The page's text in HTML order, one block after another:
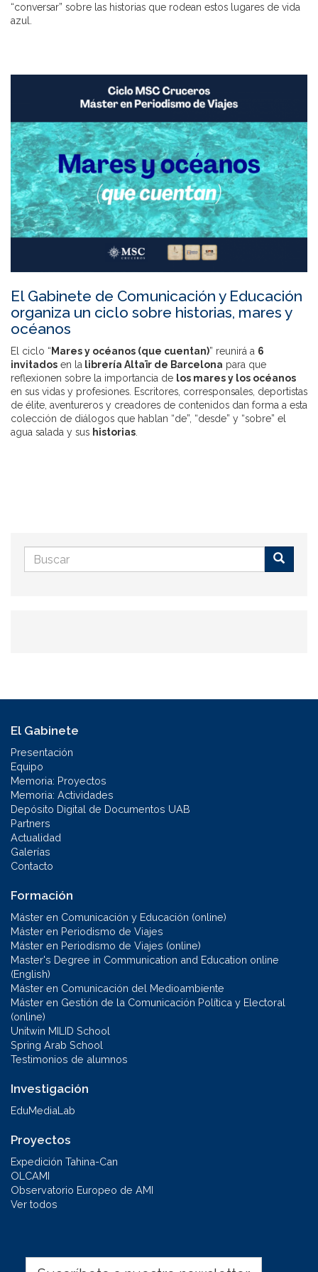
“conversar” sobre las historias que rodean estos lugares de vida
azul.
El Gabinete de Comunicación y Educación
organiza un ciclo sobre historias, mares y
océanos
El ciclo “ Mares y océanos (que cuentan)” reunirá a 6
invitados en la librería Altaïr de Barcelona para que
reflexionen sobre la importancia de los mares y los océanos
en sus vidas y profesiones. Escritores, corresponsales, deportistas
de élite, aventureros y creadores de contenidos dan forma a esta
colección de diálogos que hablan “de”, “desde” y “sobre” el
agua salada y sus historias
Formulario
de
El Gabinete
Presentación
Equipo
Memoria: Proyectos
Memoria: Actividades
Depósito Digital de Documentos UAB
Partners
Actualidad
Galerías
Contacto
Formación
Máster en Comunicación y Educación (online)
Máster en Periodismo de Viajes
Máster en Periodismo de Viajes (online)
Master's Degree in Communication and Education online
(English)
Máster en Comunicación del Medioambiente
Máster en Gestión de la Comunicación Política y Electoral
(online)
Unitwin MILID School
Spring Arab School
Testimonios de alumnos
Investigación
EduMediaLab
Proyectos
Expedición Tahina-Can
OLCAMI
Observatorio Europeo de AMI
Ver todos